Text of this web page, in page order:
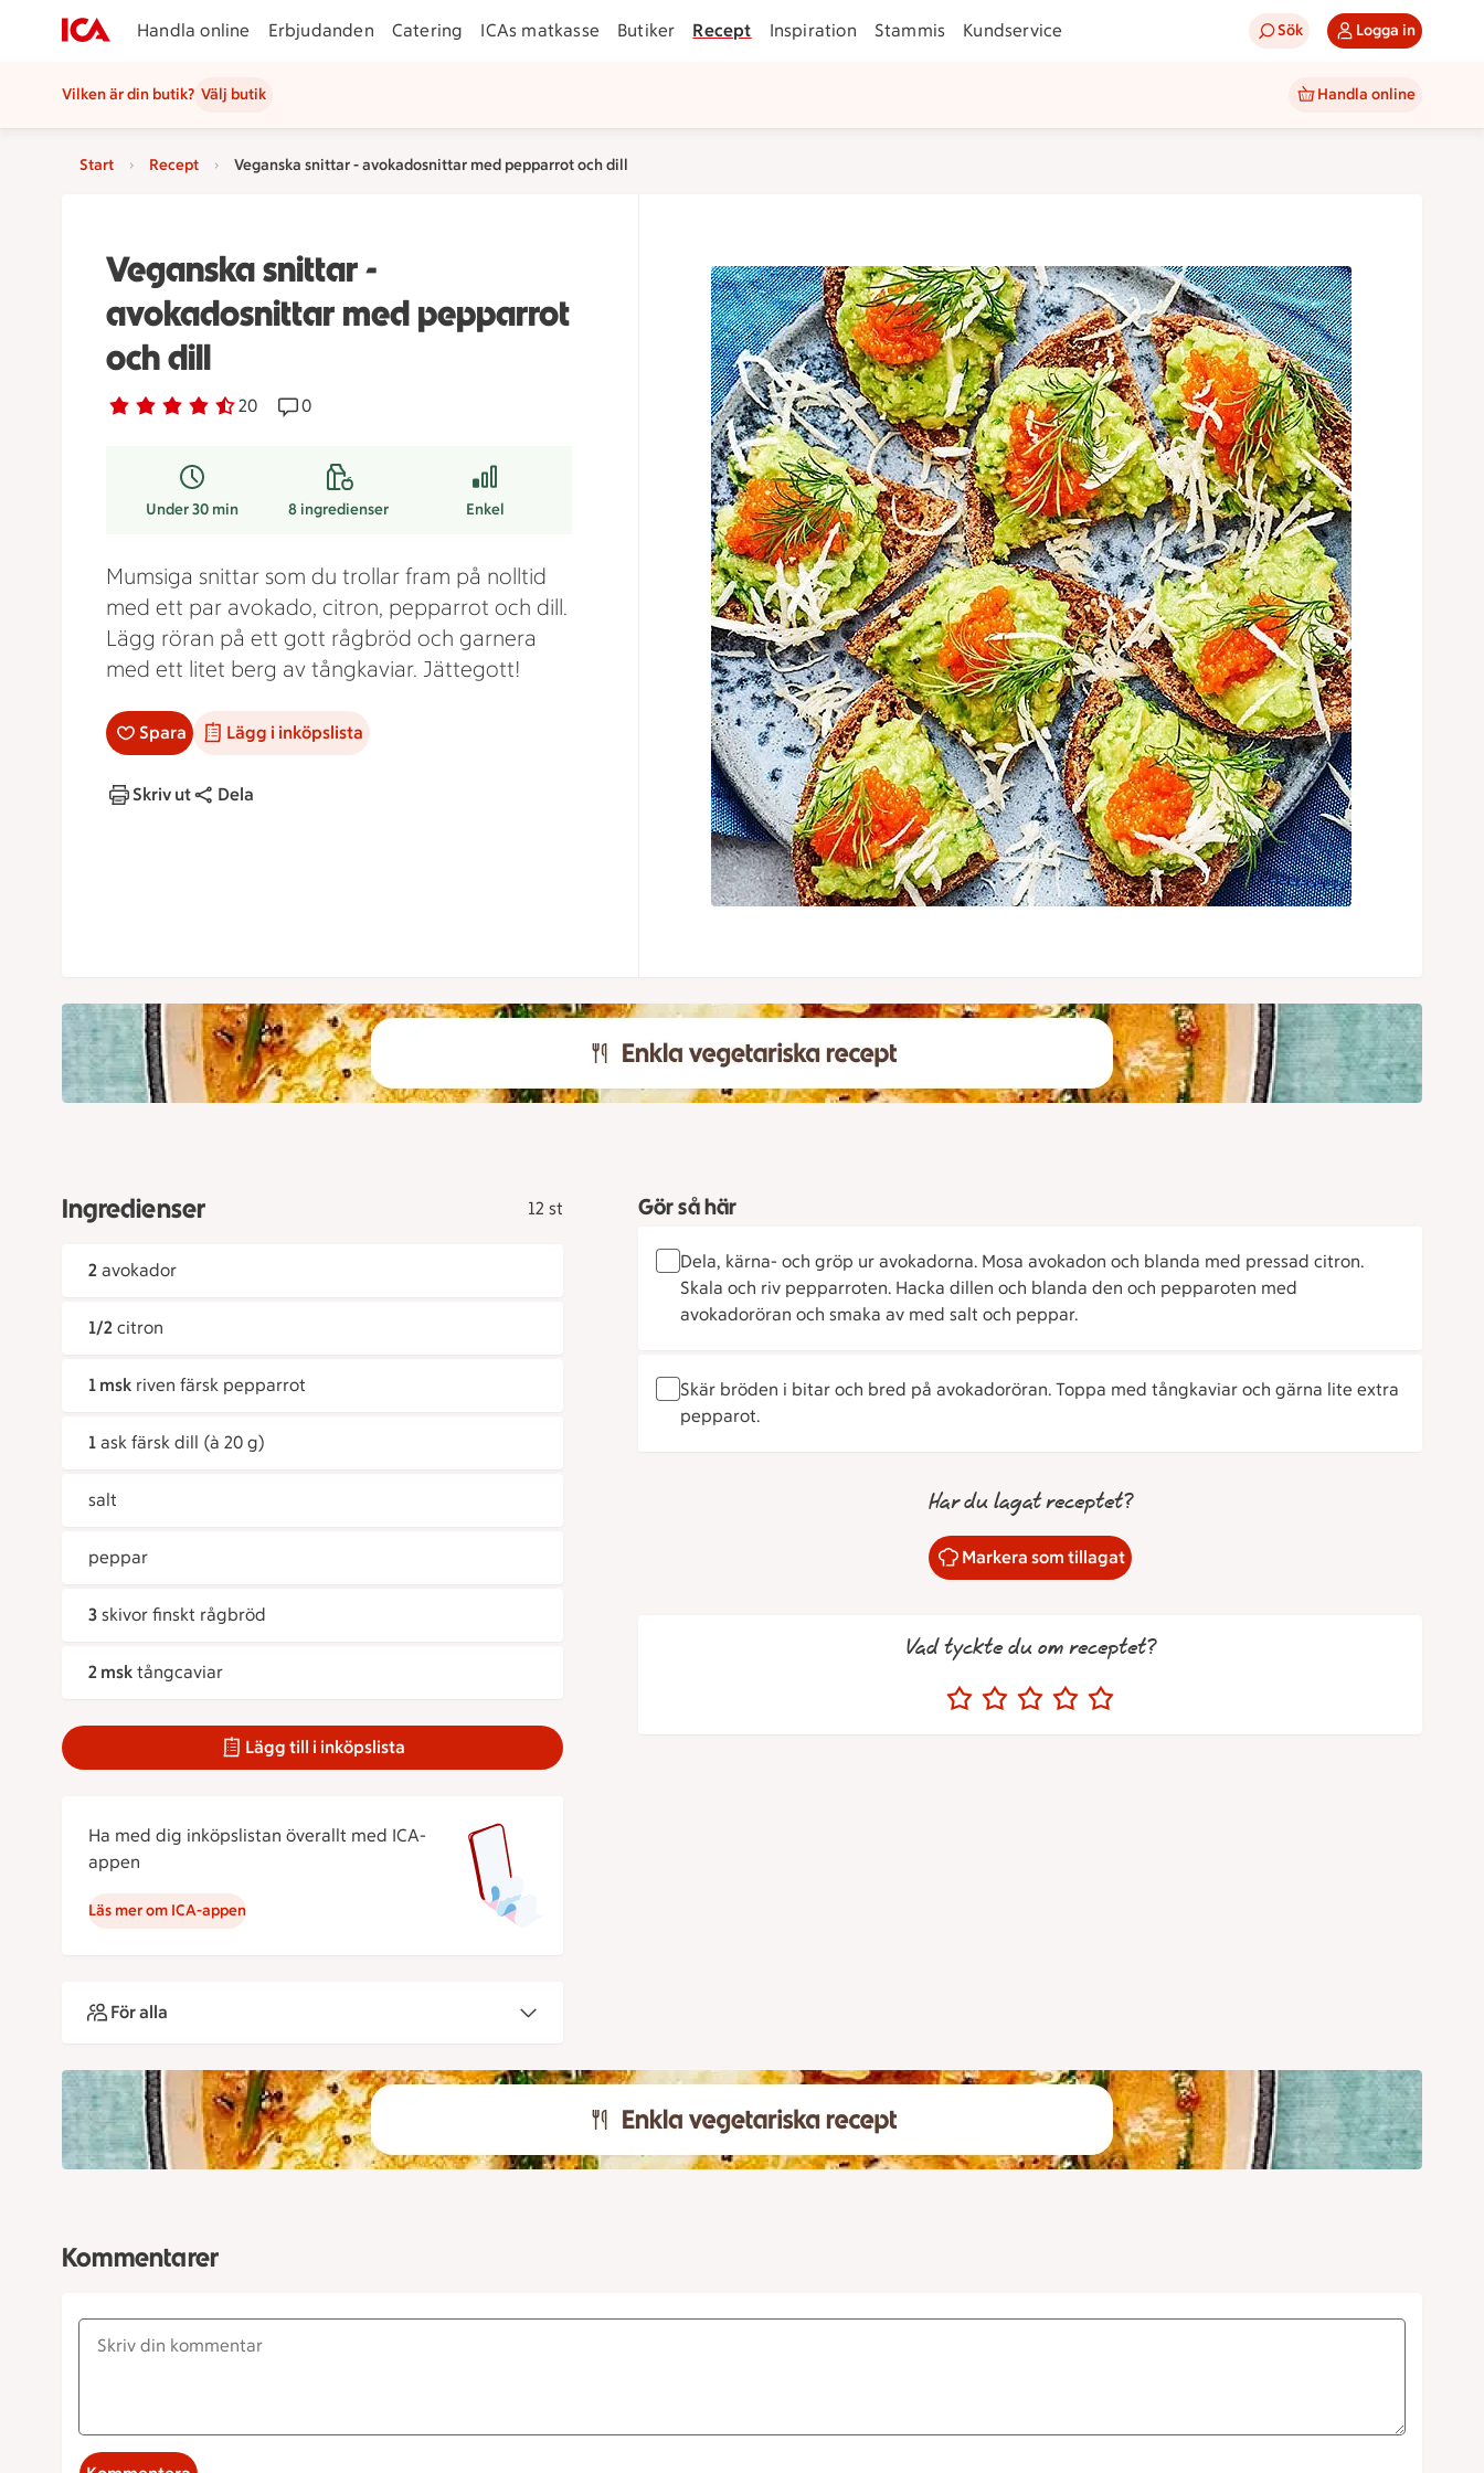
Handla online Erbjudanden Catering ICAs matkasse Butiker Recept Inspiration Stammis Kundservice Sök Logga in
Vilken är din butik? Välj butik Handla online
Start Recept Veganska snittar - avokadosnittar med pepparrot och dill
Veganska snittar -
avokadosnittar med pepparrot
och dill
Betyg 4.6 av 5. 20
20 personer har röstatReceptet har 0 kommentarer
0
Under 30 min 8ingredienser Enkel
Mumsiga snittar som du trollar fram på nolltid
med ett par avokado, citron, pepparrot och dill.
Lägg röran på ett gott rågbröd och garnera
med ett litet berg av tångkaviar. Jättegott!
Spara Lägg i inköpslista
Skriv ut Dela
Ingredienser 12 st
2 avokador
1/2 citron
1 msk riven färsk pepparrot
1 ask färsk dill (à 20 g)
salt
peppar
3 skivor finskt rågbröd
2 msk tångcaviar
Lägg till i inköpslista
Ha med dig inköpslistan överallt med ICA-
appen
Läs mer om ICA-appen
För alla
Gör så här
Dela, kärna- och gröp ur avokadorna. Mosa avokadon och blanda med pressad citron.
Skala och riv pepparroten. Hacka dillen och blanda den och pepparoten med
avokadoröran och smaka av med salt och peppar.
Skär bröden i bitar och bred på avokadoröran. Toppa med tångkaviar och gärna lite extra
pepparot.
Har du lagat receptet?
Markera som tillagat
Vad tyckte du om receptet?
Kommentarer